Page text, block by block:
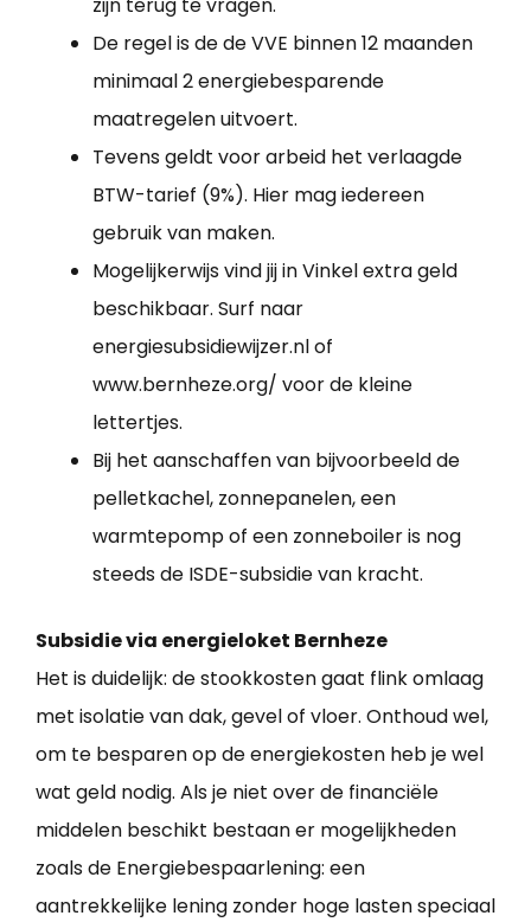
zijn terug te vragen.
De regel is de de VVE binnen 12 maanden
minimaal 2 energiebesparende
maatregelen uitvoert.
Tevens geldt voor arbeid het verlaagde
BTW-tarief (9%). Hier mag iedereen
gebruik van maken.
Mogelijkerwijs vind jij in Vinkel extra geld
beschikbaar. Surf naar
energiesubsidiewijzer.nl of
www.bernheze.org/ voor de kleine
lettertjes.
Bij het aanschaffen van bijvoorbeeld de
pelletkachel, zonnepanelen, een
warmtepomp of een zonneboiler is nog
steeds de ISDE-subsidie van kracht.
Subsidie via energieloket Bernheze
Het is duidelijk: de stookkosten gaat flink omlaag
met isolatie van dak, gevel of vloer. Onthoud wel,
om te besparen op de energiekosten heb je wel
wat geld nodig. Als je niet over de financiële
middelen beschikt bestaan er mogelijkheden
zoals de Energiebespaarlening: een
aantrekkelijke lening zonder hoge lasten speciaal